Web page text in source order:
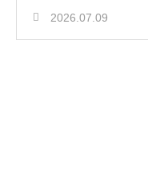
2026.07.09